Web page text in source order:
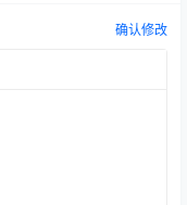
确认修改